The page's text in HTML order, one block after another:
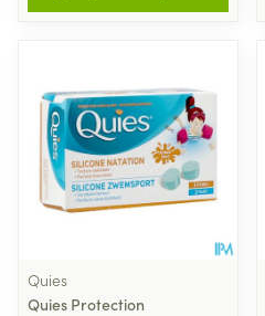
Quies
Quies Protection